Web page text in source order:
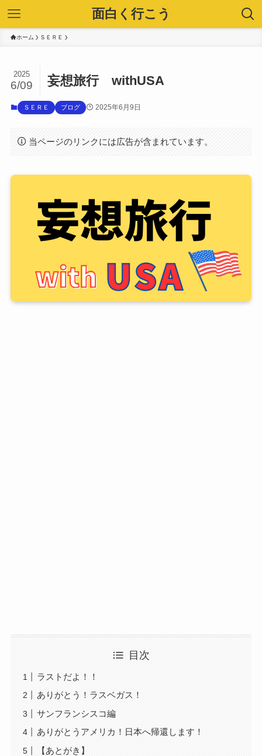
面白く行こう
ホーム ＳＥＲＥ
妄想旅行 withUSA
2025
6/09
ＳＥＲＥ ブログ 2025年6月9日
当ページのリンクには広告が含まれています。
目次
ラストだよ！！
ありがとう！ラスベガス！
サンフランシスコ編
ありがとうアメリカ！日本へ帰還します！
【あとがき】